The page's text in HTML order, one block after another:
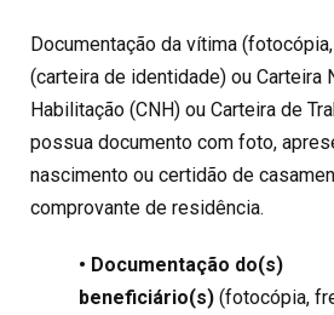
Documentação da vítima
(carteira de identidade) ou Carteira
Habilitação (CNH) ou Carteira de
possua documento com foto,
nascimento ou certidão de
comprovante de residência.
• Documentação do(s)
beneficiário(s) (fotocópia,